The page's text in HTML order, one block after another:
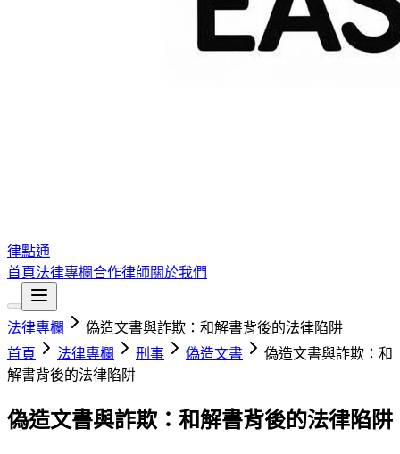
律點通
首頁法律專欄合作律師關於我們
法律專欄
偽造文書與詐欺：和解書背後的法律陷阱
首頁
法律專欄 刑事 偽造文書
偽造文書與詐欺：和
解書背後的法律陷阱
偽造文書與詐欺：和解書背後的法律陷阱